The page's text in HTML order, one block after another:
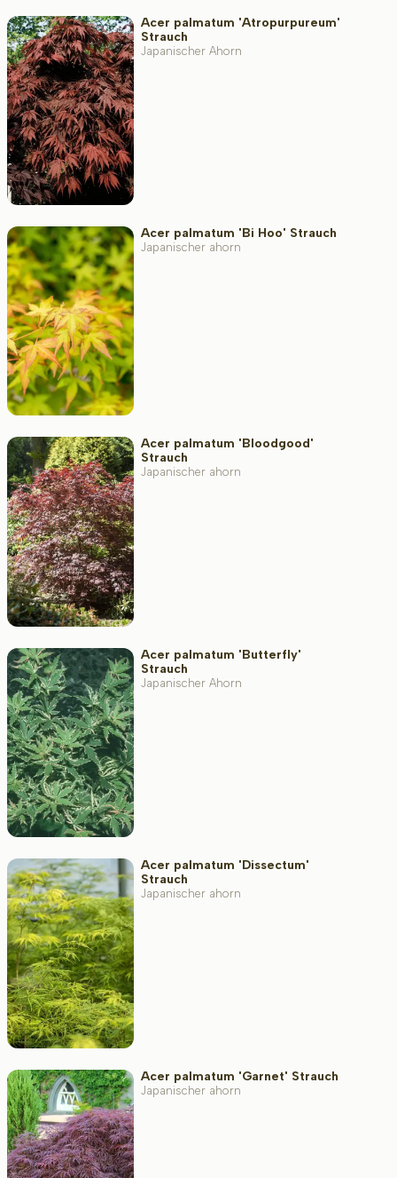
Acer palmatum 'Atropurpureum'
Strauch
Japanischer Ahorn
Acer palmatum 'Bi Hoo' Strauch
Japanischer ahorn
Acer palmatum 'Bloodgood'
Strauch
Japanischer ahorn
Acer palmatum 'Butterfly'
Strauch
Japanischer Ahorn
Acer palmatum 'Dissectum'
Strauch
Japanischer ahorn
Acer palmatum 'Garnet' Strauch
Japanischer ahorn